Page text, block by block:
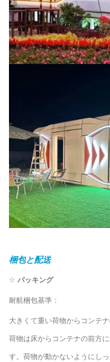
梱包と配送
☆ パッキング
耐航梱包基準：
大きくて重い荷物からコンテ
荷物は床からコンテナの前方
す。荷物が動かないようにし